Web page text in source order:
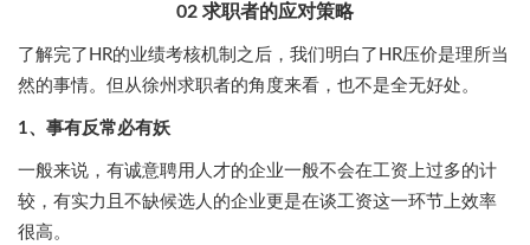
02 求职者的应对策略
了解完了HR的业绩考核机制之后，我们明白了HR压价是理所当
然的事情。但从徐州求职者的角度来看，也不是全无好处。
1、事有反常必有妖
一般来说，有诚意聘用人才的企业一般不会在工资上过多的计
较，有实力且不缺候选人的企业更是在谈工资这一环节上效率
很高。